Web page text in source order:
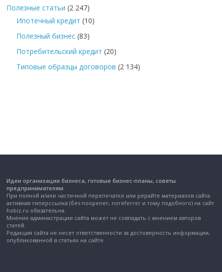
Полезные статьи (2 247)
Ипотечный кредит (10)
Полезный бизнес (83)
Потребительский кредит (20)
Типовые образцы договоров (2 134)
Идеи организации бизнеса, готовые бизнес-планы, советы
предпринимателям.
При полной и/или частичной перепечатке или рерайте материалов сайта
активная гиперссылка (без noopener, noreferrer и тому подобного) на сайт
hobiz.ru обязательна.
Мнение администрации сайта может не совпадать с мнением авторов
статей.
Редакция сайта не несет ответственности за достоверность информации,
опубликованной в статьях на сайте.